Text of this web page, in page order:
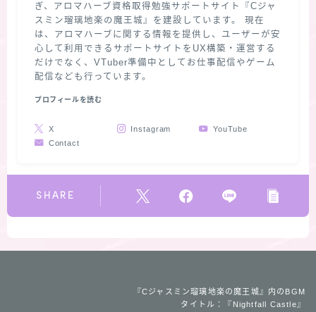
ぎ、アロマハーブ資格取得勉強サポートサイト『Cジャ
スミン瑠璃地楽の魔王城』を建設しています。 現在
は、アロマハーブに関する情報を提供し、ユーザーが安
心して利用できるサポートサイトをUX構築・運営する
だけでなく、VTuber準備中としてお仕事配信やゲーム
配信なども行っています。
プロフィールを読む
X Instagram
YouTube
Contact
SHARE
『Cジャスミン瑠璃地楽の魔王城』内のBGM
タイトル：『Nightfall Castle』